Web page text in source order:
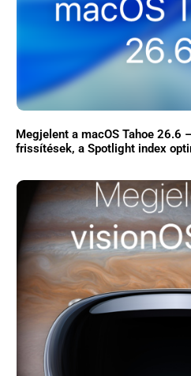
Megjelent a macOS Tahoe 26.6
frissítések, a Spotlight index